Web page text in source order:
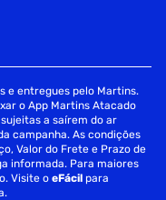
e entregues pelo Martins.
o App Martins Atacado
a saírem do ar
campanha. As condições
Valor do Frete e Prazo de
informada. Para maiores
Visite oeFácil para